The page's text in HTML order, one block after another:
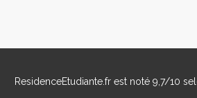
ResidenceEtudiante.frest noté 9,7/10